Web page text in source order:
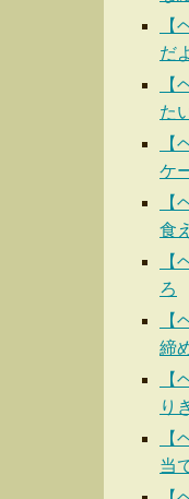
【
だ
【
た
【
ケ
【
食
【
ろ
【
締
【
り
【
当